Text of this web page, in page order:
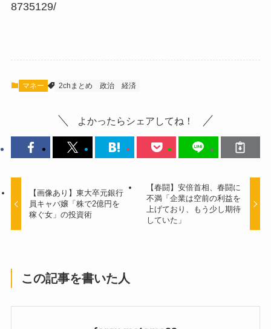
8735129/
マネー 2chまとめ 政治 経済
よかったらシェアしてね！
【画像あり】東大卒元銀行
員キャバ嬢「株で2億円を
稼ぐ女」の投資術
【春闘】安倍首相、春闘に
不満「企業は空前の利益を
上げており、もう少し期待
していた」
この記事を書いた人